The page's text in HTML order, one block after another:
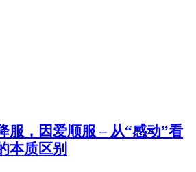
服，因爱顺服 – 从“感动”看
本质区别